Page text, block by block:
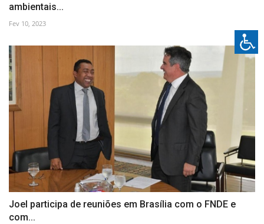
ambientais...
Fev 10, 2023
Joel participa de reuniões em Brasília com o FNDE e
com...